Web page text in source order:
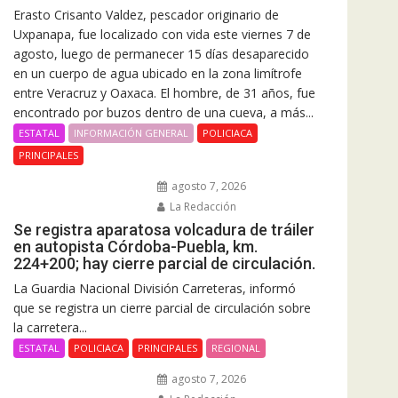
Erasto Crisanto Valdez, pescador originario de
Uxpanapa, fue localizado con vida este viernes 7 de
agosto, luego de permanecer 15 días desaparecido
en un cuerpo de agua ubicado en la zona limítrofe
entre Veracruz y Oaxaca. El hombre, de 31 años, fue
encontrado por buzos dentro de una cueva, a más...
ESTATAL INFORMACIÓN GENERAL
POLICIACA
PRINCIPALES
agosto 7, 2026
La Redacción
Se registra aparatosa volcadura de tráiler
en autopista Córdoba-Puebla, km.
224+200; hay cierre parcial de circulación.
La Guardia Nacional División Carreteras, informó
que se registra un cierre parcial de circulación sobre
la carretera...
ESTATAL POLICIACA PRINCIPALES REGIONAL
agosto 7, 2026